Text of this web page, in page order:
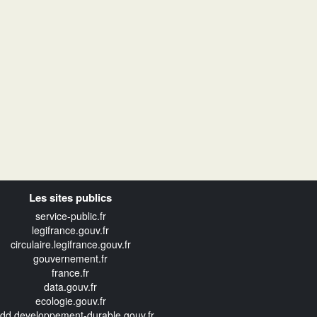
Les sites publics
service-public.fr
legifrance.gouv.fr
circulaire.legifrance.gouv.fr
gouvernement.fr
france.fr
data.gouv.fr
ecologie.gouv.fr